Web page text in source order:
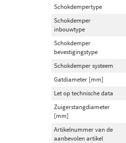
Schokdempertype
Schokdemper
inbouwtype
Schokdemper
bevestigingstype
Schokdemper systeem
Gatdiameter [mm]
Let op technische data
Zuigerstangdiameter
[mm]
Artikelnummer van de
aanbevolen artikel